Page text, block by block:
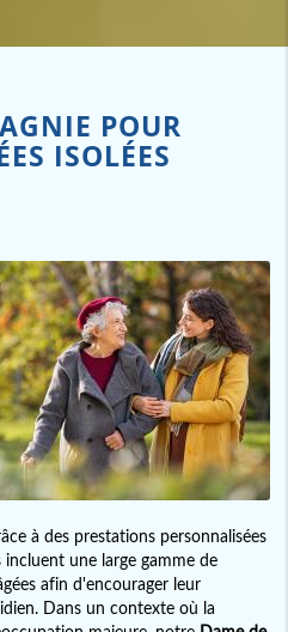
POUR
ISOLÉES
à des prestations personnalisées
une large gamme de
afin d'encourager leur
Dans un contexte où la